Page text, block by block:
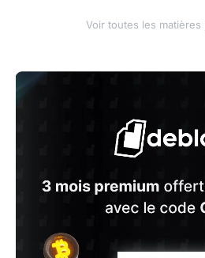
Voir toutes les